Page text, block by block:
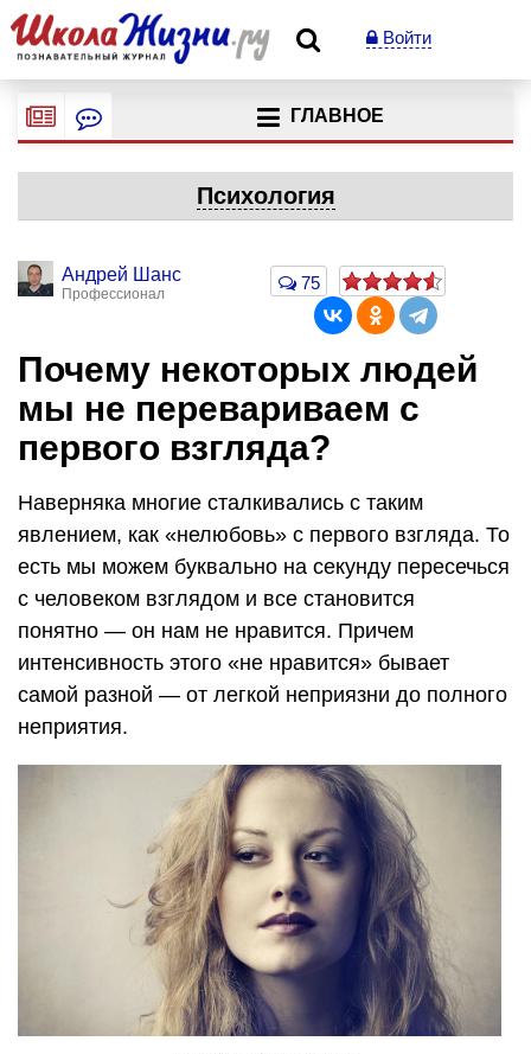
Войти
ГЛАВНОЕ
Психология
Андрей Шанс
Профессионал
75
Почему некоторых людей
мы не перевариваем с
первого взгляда?
Наверняка многие сталкивались с таким
явлением, как «нелюбовь» с первого взгляда. То
есть мы можем буквально на секунду пересечься
с человеком взглядом и все становится
понятно — он нам не нравится. Причем
интенсивность этого «не нравится» бывает
самой разной — от легкой неприязни до полного
неприятия.